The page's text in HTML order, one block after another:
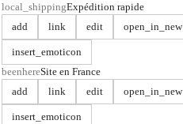
local_shippingExpédition rapide
add
link edit open_in_new
insert_emoticon
beenhereSite en France
add
link edit open_in_new
insert_emoticon